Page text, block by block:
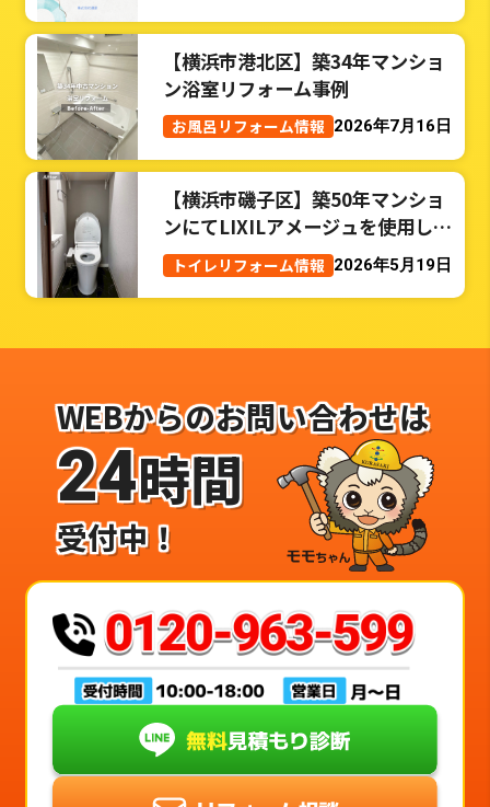
【横浜市港北区】築34年マンショ
ン浴室リフォーム事例
お風呂リフォーム情報 2026年7月16日
【横浜市磯子区】築50年マンショ
ンにてLIXILアメージュを使用した
トイレリフォーム事例
トイレリフォーム情報 2026年5月19日
WEBからのお問い合わせは
24時間
受付中！